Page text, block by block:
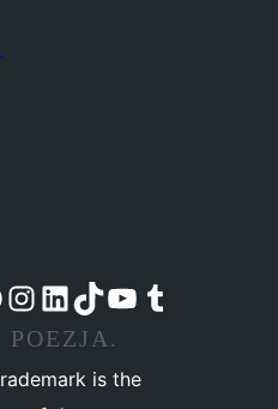
Mastodoncie
Threadsa
naszego Facebooka
Odwiedź nasze konto na Instagramie
Odwiedź nasze konto na LinkedIn
Odwiedź naszego TikToka
Odwiedź nasz kanał YouTube
Odwiedź naszego Tumblra
POEZJA.
is the